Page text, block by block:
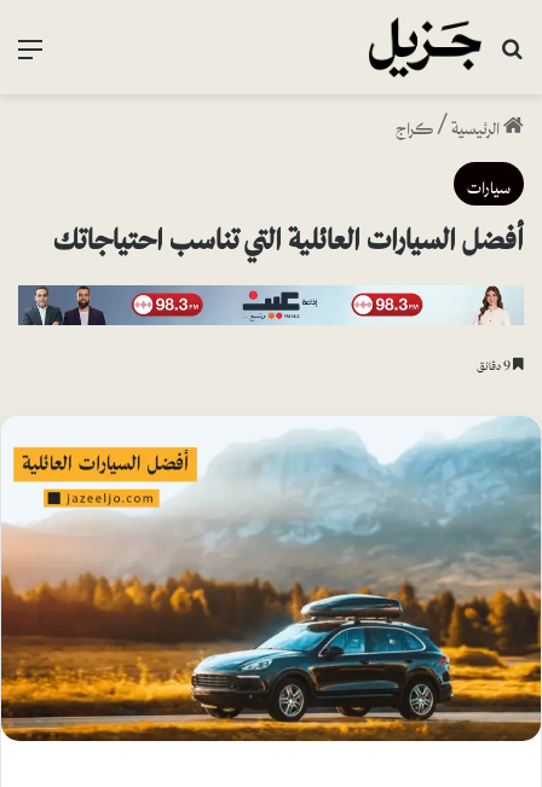
بحث عن
الرئيسية/كراج
سيارات
أفضل السيارات العائلية التي تناسب احتياجاتك